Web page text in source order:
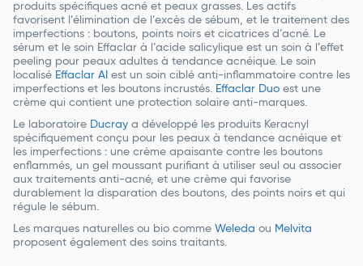
produits spécifiques acné et peaux grasses. Les actifs
favorisent l’élimination de l’excès de sébum, et le traitement des
imperfections : boutons, points noirs et cicatrices d’acné. Le
sérum et le soin Effaclar à l’acide salicylique est un soin à l’effet
peeling pour peaux adultes à tendance acnéique. Le soin
localisé Effaclar AI est un soin ciblé anti-inflammatoire contre les
imperfections et les boutons incrustés. Effaclar Duo est une
crème qui contient une protection solaire anti-marques.
Le laboratoire Ducray a développé les produits Keracnyl
spécifiquement conçu pour les peaux à tendance acnéique et
les imperfections : une crème apaisante contre les boutons
enflammés, un gel moussant purifiant à utiliser seul ou associer
aux traitements anti-acné, et une crème qui favorise
durablement la disparation des boutons, des points noirs et qui
régule le sébum.
Les marques naturelles ou bio comme Weleda ou Melvita
proposent également des soins traitants.